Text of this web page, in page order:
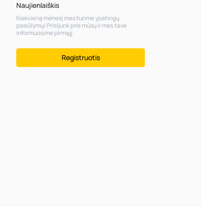
Naujienlaiškis
Kiekvieną mėnesį mes turime ypatingų
pasiūlymų! Prisijunk prie mūsų ir mes tave
informuosime pirmąjį.
Registruotis